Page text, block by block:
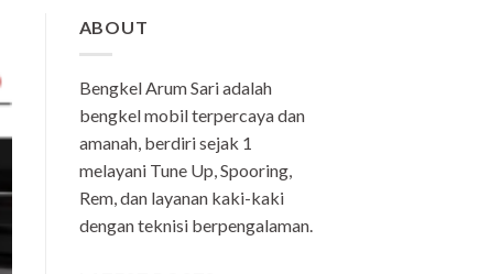
ABOUT
Bengkel Arum Sari adalah
bengkel mobil terpercaya dan
amanah, berdiri sejak 1
melayani Tune Up, Spooring,
Rem, dan layanan kaki-kaki
dengan teknisi berpengalaman.